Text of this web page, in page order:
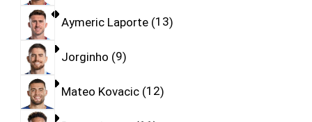
Aymeric Laporte 13
Jorginho 9
Mateo Kovacic 12